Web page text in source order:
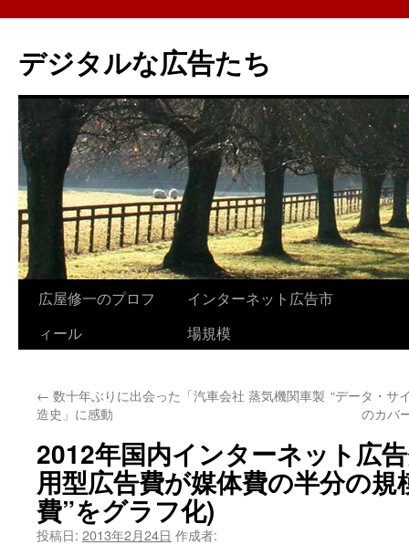
テ
ン
ス
キ
ッ
プ
デジタルな広告たち
広屋修一のプロフ
ィール
インターネット広告市
場規模
← 数十年ぶりに出会った「汽車会社 蒸気機関車製
造史」に感動
“データ・サ
のカバ
2012年国内インターネット広
用型広告費が媒体費の半分の規
費”をグラフ化)
投稿日: 2013年2月24日 作成者: